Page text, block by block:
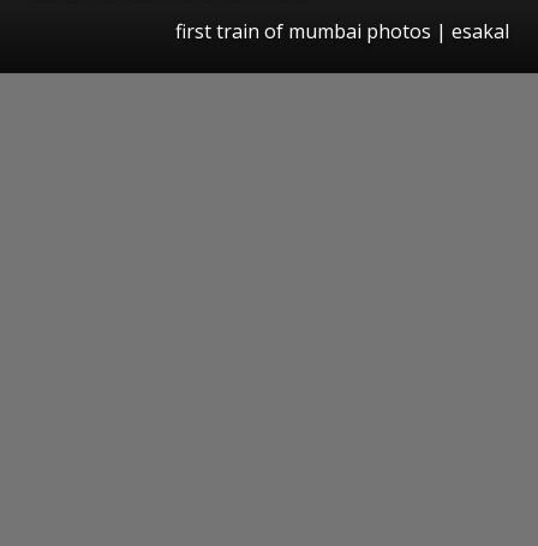
first train of mumbai photos | esakal